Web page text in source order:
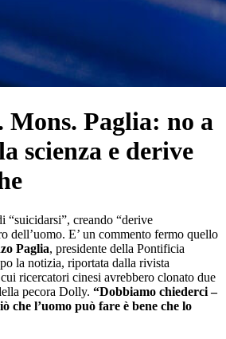
Mons. Paglia: no a
scienza e derive
“suicidarsi”, creando “derive
dell’uomo. E’ un commento fermo quello
Paglia, presidente della Pontificia
la notizia, riportata dalla rivista
ricercatori cinesi avrebbero clonato due
pecora Dolly. “Dobbiamo chiederci –
che l’uomo può fare è bene che lo